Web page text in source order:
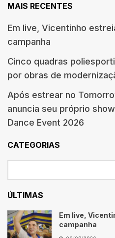
MAIS RECENTES
Em live, Vicentinho
campanha
Cinco quadras
por obras de
Após estrear no
anuncia seu próprio
Dance Event 2026
CATEGORIAS
ÚLTIMAS
Em live,
campanha